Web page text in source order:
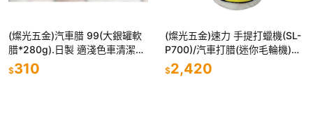
(燦光五金)汽車腊 99(大銀罐軟
腊*280g).日製 適淺色車清潔力
強
$310
(燦光五金)速力 手提打蠟機(SL-
P700)/汽車打腊(迷你毛輪機)附
白毛輪+丸墊片+橘海綿/900W/
多段速
$2,420